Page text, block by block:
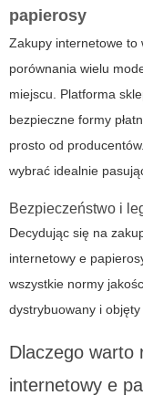
papierosy
Zakupy internetowe to
porównania wielu
miejscu. Platforma
bezpieczne formy
prosto od
wybrać idealnie
Bezpieczeństwo i
Decydując się na
internetowy e
wszystkie normy
dystrybuowany i
Dlaczego warto
internetowy e